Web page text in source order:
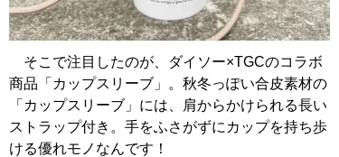
そこで注目したのが、ダイソー×TGCのコラボ
商品「カップスリーブ」。秋冬っぽい合皮素材の
「カップスリーブ」には、肩からかけられる長い
ストラップ付き。手をふさがずにカップを持ち歩
ける優れモノなんです！